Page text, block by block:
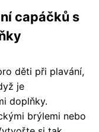
capáčků s
děti při plavání,
je
doplňky.
brýlemi nebo